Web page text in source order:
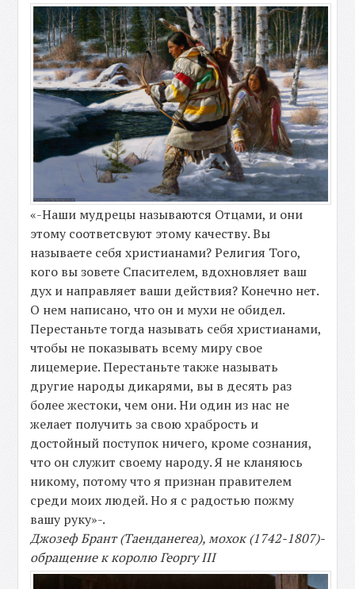
«-Наши мудрецы называются Отцами, и они
этому соответсвуют этому качеству. Вы
называете себя христианами? Религия Того,
кого вы зовете Спасителем, вдохновляет ваш
дух и направляет ваши действия? Конечно нет.
О нем написано, что он и мухи не обидел.
Перестаньте тогда называть себя христианами,
чтобы не показывать всему миру свое
лицемерие. Перестаньте также называть
другие народы дикарями, вы в десять раз
более жестоки, чем они. Ни один из нас не
желает получить за свою храбрость и
достойный поступок ничего, кроме сознания,
что он служит своему народу. Я не кланяюсь
никому, потому что я признан правителем
среди моих людей. Но я с радостью пожму
вашу руку»-.
Джозеф Брант (Таенданегеа), мохок (1742-1807)-
обращение к королю Георгу III